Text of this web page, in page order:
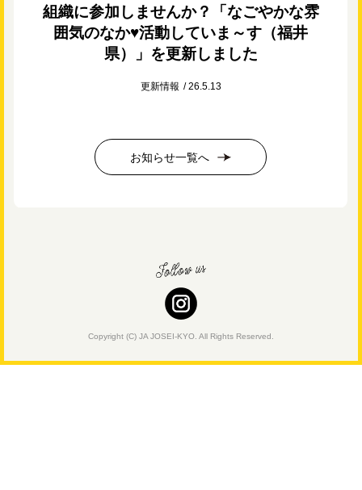
組織に参加しませんか？「なごやかな雰
囲気のなか♥活動していま～す（福井
県）」を更新しました
更新情報 26.5.13
お知らせ一覧へ
Copyright (C) JA JOSEI-KYO. All Rights Reserved.